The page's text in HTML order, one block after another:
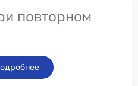
повторном